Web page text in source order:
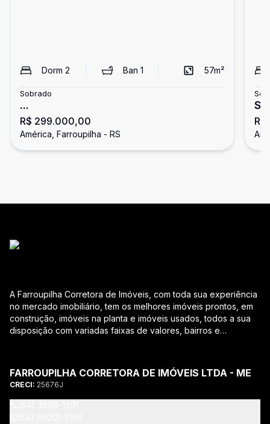
Dorm 2 Ban 1 57m²
Sobrado
...
R$ 299.000,00
América, Farroupilha - RS
A Farroupilha Corretora de Imóveis, com toda sua experiência
no mercado imobiliário, tem os melhores imóveis prontos, em
construção, imóveis na planta e imóveis usados, todos a sua
disposição com variadas faixas de valores, bairros e
ao CRECI-RS – estarão sempre prontos para responder-lhe
todas as suas dúvidas sobre casas, apartamentos, terrenos,
salas comerciais e outros produtos imobiliários. Quais
vantagens que a Farroupilha Corretora de Imóveis lhe
FARROUPILHA CORRETORA DE IMÓVEIS LTDA - ME
CRECI: 25676J